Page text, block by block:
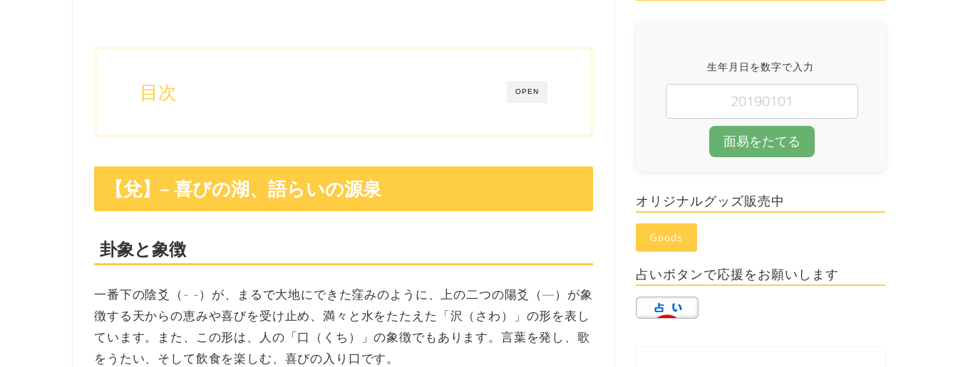
OPEN
目次
【兌】– 喜びの湖、語らいの源泉
卦象と象徴
一番下の陰爻（- -）が、まるで大地にできた窪みのように、上の二つの陽爻（—）が象
徴する天からの恵みや喜びを受け止め、満々と水をたたえた「沢（さわ）」の形を表し
ています。また、この形は、人の「口（くち）」の象徴でもあります。言葉を発し、歌
をうたい、そして飲食を楽しむ、喜びの入り口です。
生年月日を数字で入力
面易をたてる
オリジナルグッズ販売中
Goods
占いボタンで応援をお願いします